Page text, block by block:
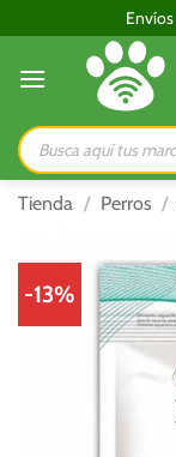
al
contenido
Envíos
Búsqueda
de
productos
Tienda / Perros /
-13%